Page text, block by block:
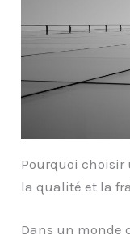
Pourquoi choisir
la qualité et la
Dans un monde